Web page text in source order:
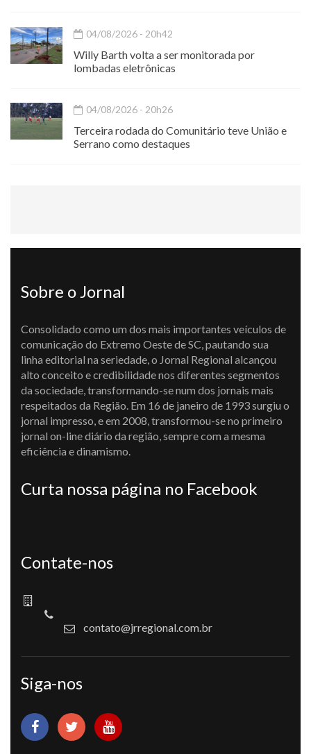
04/08/2026 - 20h42
Willy Barth volta a ser monitorada por
lombadas eletrônicas
04/08/2026 - 20h26
Terceira rodada do Comunitário teve União e
Serrano como destaques
Sobre o Jornal
Consolidado como um dos mais importantes veículos de
comunicação do Extremo Oeste de SC, pautando sua
linha editorial na seriedade, o Jornal Regional alcançou
alto conceito e credibilidade nos diferentes segmentos
da sociedade, transformando-se num dos jornais mais
respeitados da Região. Em 16 de janeiro de 1993 surgiu o
jornal impresso, e em 2008, transformou-se no primeiro
jornal on-line diário da região, sempre com a mesma
eficiência e dinamismo.
Curta nossa página no Facebook
Contate-nos
contato@jrregional.com.br
Siga-nos